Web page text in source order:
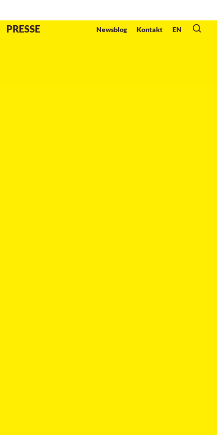
PRESSE Newsblog Kontakt EN